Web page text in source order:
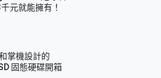
元就能擁有！
掌機設計的
固態硬碟開箱